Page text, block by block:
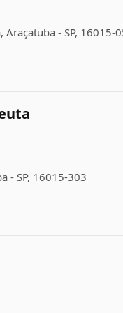
Araçatuba - SP, 16015-
- SP, 16015-303